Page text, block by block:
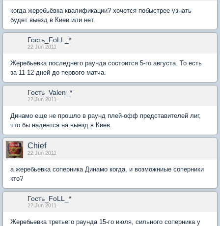
когда жеребьёвка квалификации? хочется побыстрее узнать
будет выезд в Киев или нет.
Гость_FoLL_*
22 Jun 2011
Жеребьевка последнего раунда состоится 5-го августа. То есть
за 11-12 дней до первого матча.
Гость_Valen_*
22 Jun 2011
Динамо еще не прошло в раунд плей-офф представителей лиг,
что бы надеется на выезд в Киев.
Chief
22 Jun 2011
а жеребьевка соперника Динамо когда, и возможниые соперники
кто?
Гость_FoLL_*
22 Jun 2011
Жеребьевка третьего раунда 15-го июля, сильного соперника у